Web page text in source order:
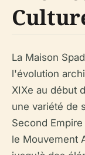
La Maison
l'évolution
XIXe au début
une variété de
Second
le Mouvement